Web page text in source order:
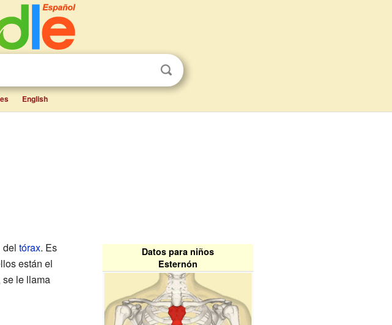
English
Datos para niños
Esternón
del tórax. Es
están el
le llama